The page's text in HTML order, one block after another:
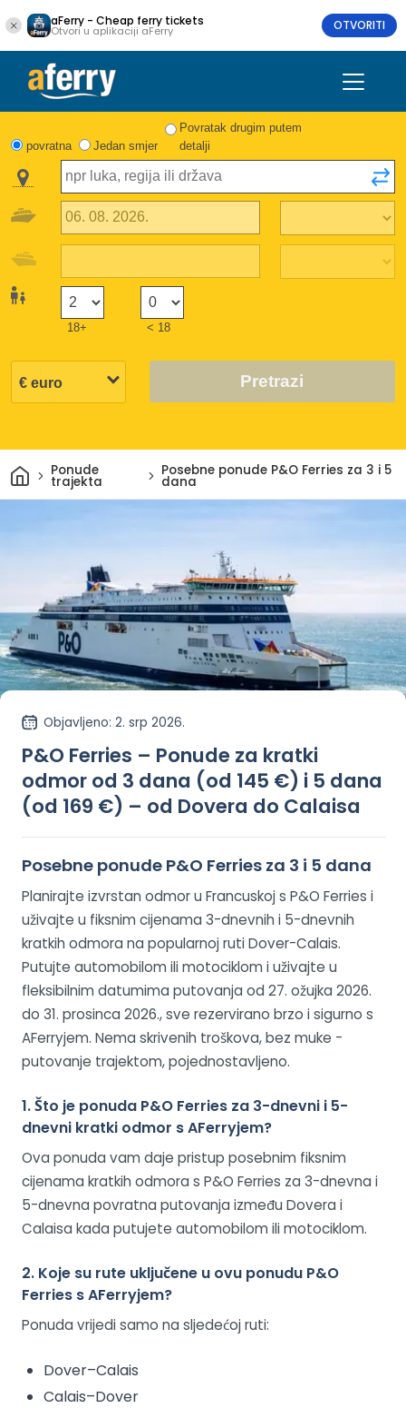
aFerry - Cheap ferry tickets
Otvori u aplikaciji aFerry OTVORITI
povratna Jedan smjer
Povratak drugim putem
detalji
18+ < 18
Pretrazi
DomPonude
trajekta
Posebne ponude P&O Ferries za 3 i 5
dana
Objavljeno: 2. srp 2026.
P&O Ferries – Ponude za kratki
odmor od 3 dana (od 145 €) i 5 dana
(od 169 €) – od Dovera do Calaisa
Posebne ponude P&O Ferries za 3 i 5 dana
Planirajte izvrstan odmor u Francuskoj s P&O Ferries i
uživajte u fiksnim cijenama 3-dnevnih i 5-dnevnih
kratkih odmora na popularnoj ruti Dover-Calais.
Putujte automobilom ili motociklom i uživajte u
fleksibilnim datumima putovanja od 27. ožujka 2026.
do 31. prosinca 2026., sve rezervirano brzo i sigurno s
AFerryjem. Nema skrivenih troškova, bez muke -
putovanje trajektom, pojednostavljeno.
1. Što je ponuda P&O Ferries za 3-dnevni i 5-
dnevni kratki odmor s AFerryjem?
Ova ponuda vam daje pristup posebnim fiksnim
cijenama kratkih odmora s P&O Ferries za 3-dnevna i
5-dnevna povratna putovanja između Dovera i
Calaisa kada putujete automobilom ili motociklom.
2. Koje su rute uključene u ovu ponudu P&O
Ferries s AFerryjem?
Ponuda vrijedi samo na sljedećoj ruti:
Dover–Calais
Calais–Dover